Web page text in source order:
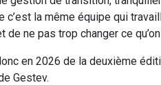
c’est la même équipe qui
de ne pas trop changer ce
en 2026 de la deuxième
Gestev.